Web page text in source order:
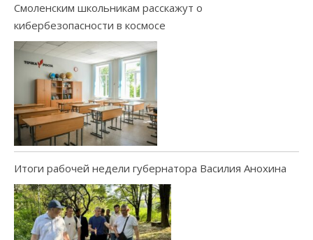
Смоленским школьникам расскажут о
кибербезопасности в космосе
Итоги рабочей недели губернатора Василия Анохина